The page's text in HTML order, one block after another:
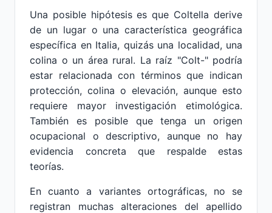
Una posible hipótesis es que Coltella derive
de un lugar o una característica geográfica
específica en Italia, quizás una localidad, una
colina o un área rural. La raíz "Colt-" podría
estar relacionada con términos que indican
protección, colina o elevación, aunque esto
requiere mayor investigación etimológica.
También es posible que tenga un origen
ocupacional o descriptivo, aunque no hay
evidencia concreta que respalde estas
teorías.
En cuanto a variantes ortográficas, no se
registran muchas alteraciones del apellido